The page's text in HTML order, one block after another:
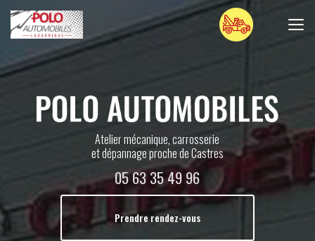
au
contenu
Atelier mécanique, carrosserie
et dépannage proche de Castres
05 63 35 49 96
Prendre rendez-vous